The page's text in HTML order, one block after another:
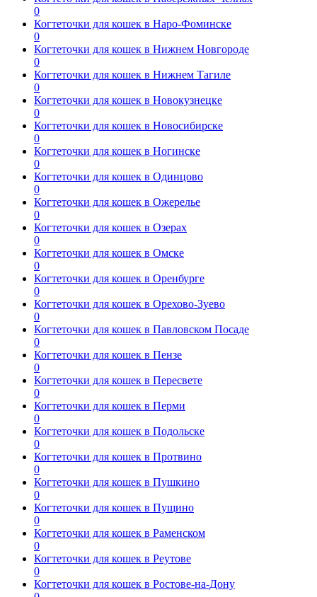
0
Когтеточки для кошек в Наро-Фоминске
0
Когтеточки для кошек в Нижнем Новгороде
0
Когтеточки для кошек в Нижнем Тагиле
0
Когтеточки для кошек в Новокузнецке
0
Когтеточки для кошек в Новосибирске
0
Когтеточки для кошек в Ногинске
0
Когтеточки для кошек в Одинцово
0
Когтеточки для кошек в Ожерелье
0
Когтеточки для кошек в Озерах
0
Когтеточки для кошек в Омске
0
Когтеточки для кошек в Оренбурге
0
Когтеточки для кошек в Орехово-Зуево
0
Когтеточки для кошек в Павловском Посаде
0
Когтеточки для кошек в Пензе
0
Когтеточки для кошек в Пересвете
0
Когтеточки для кошек в Перми
0
Когтеточки для кошек в Подольске
0
Когтеточки для кошек в Протвино
0
Когтеточки для кошек в Пушкино
0
Когтеточки для кошек в Пущино
0
Когтеточки для кошек в Раменском
0
Когтеточки для кошек в Реутове
0
Когтеточки для кошек в Ростове-на-Дону